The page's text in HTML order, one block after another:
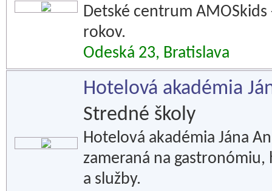
Detské centrum
rokov.
Odeská 23, Bratislava
Hotelová akadémia
Stredné školy
Hotelová akadémia Jána
zameraná na
a služby.